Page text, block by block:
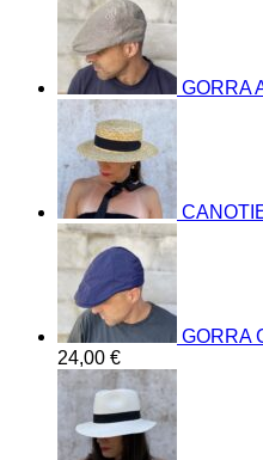
GORRA
GORRA
24,00 €